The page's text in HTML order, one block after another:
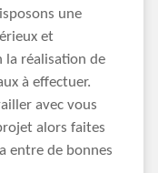
une
et
la réalisation de
à effectuer.
avec vous
alors faites
entre de bonnes